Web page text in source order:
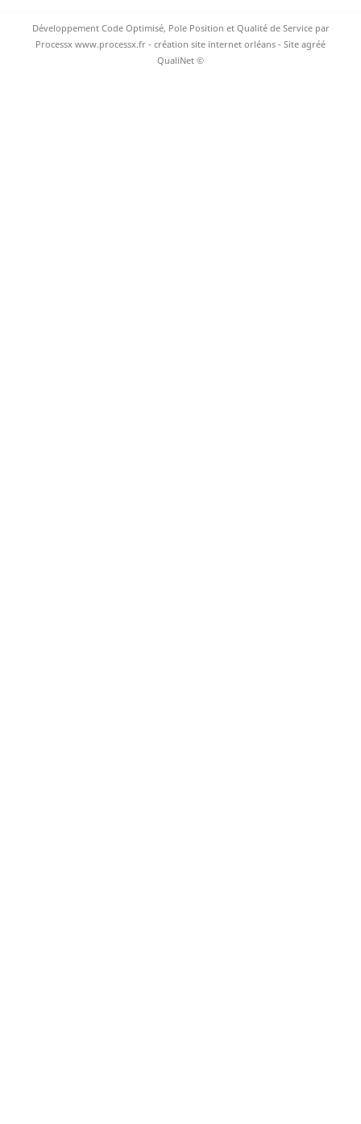
Développement Code Optimisé, Pole Position et Qualité de Service par
Processx www.processx.fr - création site internet orléans - Site agréé
QualiNet ©